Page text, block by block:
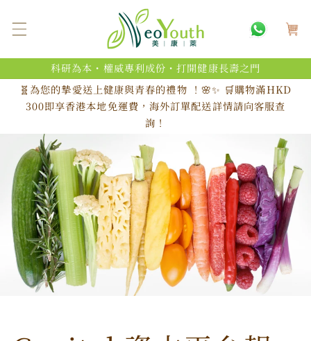
容
物
科研為本・權威專利成份・打開健康長壽之門
🧬為您的摯愛送上健康與青春的禮物 ！🌸✨ 🛒購物滿HKD
300即享香港本地免運費，海外訂單配送詳情請向客服查
詢！